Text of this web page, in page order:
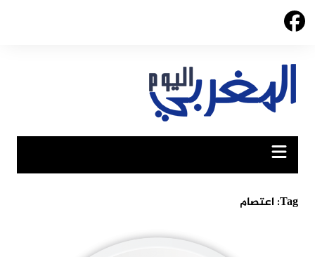
Skip
Tag: اعتصام